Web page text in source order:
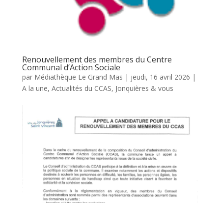
Renouvellement des membres du Centre
Communal d’Action Sociale
par Médiathèque Le Grand Mas | jeudi, 16 avril 2026 |
A la une, Actualités du CCAS, Jonquières & vous